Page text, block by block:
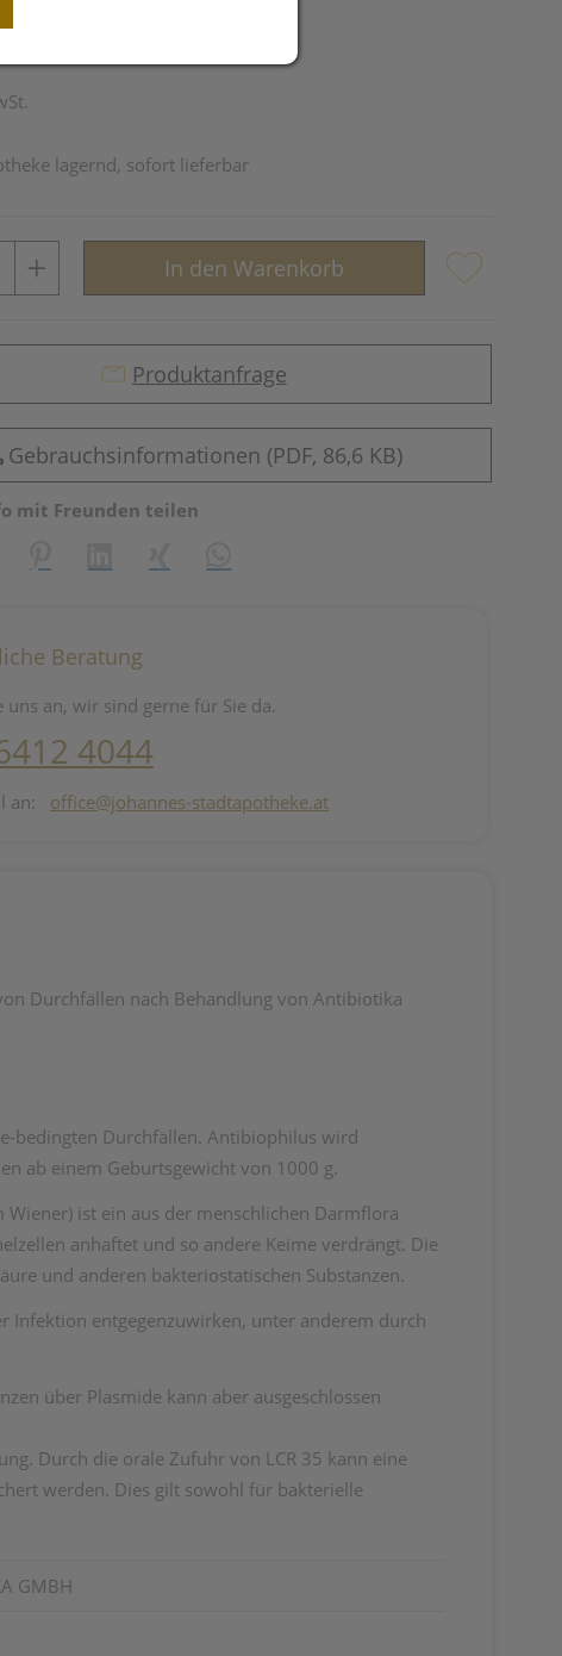
lagernd, sofort lieferbar
In den Warenkorb
Produktanfrage
Gebrauchsinformationen (PDF, 86,6 KB)
mit Freunden teilen
Beratung
uns an, wir sind gerne für Sie da.
4044
an: office@johannes-stadtapotheke.at
Durchfällen nach Behandlung von Antibiotika
bedingten Durchfällen. Antibiophilus wird
ab einem Geburtsgewicht von 1000 g.
ist ein aus der menschlichen Darmflora
anhaftet und so andere Keime verdrängt. Die
und anderen bakteriostatischen Substanzen.
Infektion entgegenzuwirken, unter anderem durch
über Plasmide kann aber ausgeschlossen
Durch die orale Zufuhr von LCR 35 kann eine
werden. Dies gilt sowohl für bakterielle
GMBH